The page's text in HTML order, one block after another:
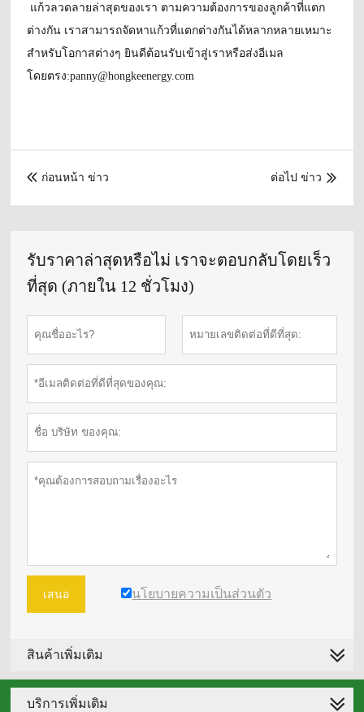
แก้วลวดลายล่าสุดของเรา ตามความต้องการของลูกค้าที่แตก
ต่างกัน เราสามารถจัดหาแก้วที่แตกต่างกันได้หลากหลายเหมาะ
สำหรับโอกาสต่างๆ ยินดีต้อนรับเข้าสู่เราหรือส่งอีเมล
โดยตรง:panny@hongkeenergy.com
 ก่อนหน้า ข่าว 
ต่อไป ข่าว
รับราคาล่าสุดหรือไม่ เราจะตอบกลับโดยเร็ว
ที่สุด (ภายใน 12 ชั่วโมง)
เสนอ นโยบายความเป็นส่วนตัว
สินค้าเพิ่มเติม
บริการเพิ่มเติม